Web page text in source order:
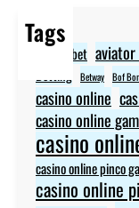
Tags
aviator bet
Betway Bof
casino online
casino online
casino
casino online pinco
casino online